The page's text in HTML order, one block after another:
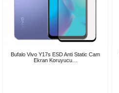
Bufalo Vivo Y17s ESD Anti Static Cam
Ekran Koruyucu…